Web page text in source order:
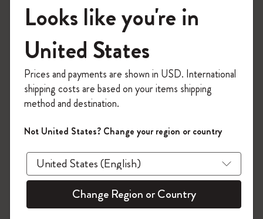
zoom.cta
モレスキンの世界へようこそ
「WELCOME10」を入力すると、初回注
文が10%オフ＋送料無料になります。セ
ール・アウトレット品は適用外。
Moleskineアカウントを作成して限定オフ
ァーや会員特典、さらに多くのインスピ
レーションを手に入れましょう。
今すぐ会員登録 !
Looks like you're in
United States
Prices and payments are shown in USD. International
shipping costs are based on your items shipping
method and destination.
Not United States? Change your region or country
Change Region or Country